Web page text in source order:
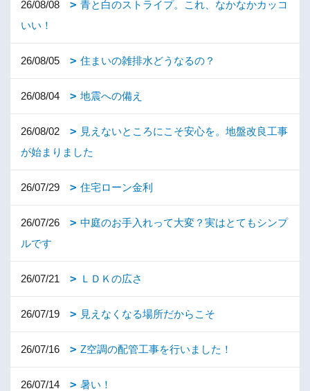
26/08/08
青と白のストライプ。これ、なかなかカッコ
いい！
26/08/05 住まいの雑排水どうなるの？
26/08/04 地震への備え
26/08/02
見えないところにこそ安心を。地盤改良工事
が始まりました
26/07/29 住宅ローン金利
26/07/26
中庭のお手入れって大変？実はとてもシンプ
ルです
26/07/21 ＬＤＫの広さ
26/07/19 見えなくなる場所だからこそ
26/07/16 Z空調の配管工事を行いました！
26/07/14 暑い！